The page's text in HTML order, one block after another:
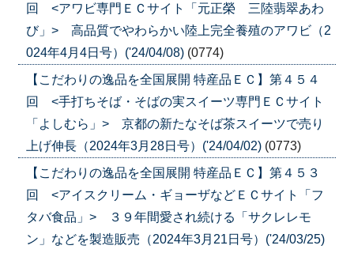
回 <アワビ専門ＥＣサイト「元正榮 三陸翡翠あわ
び」> 高品質でやわらかい陸上完全養殖のアワビ（2
024年4月4日号）('24/04/08) (0774)
【こだわりの逸品を全国展開 特産品ＥＣ】第４５４
回 <手打ちそば・そばの実スイーツ専門ＥＣサイト
「よしむら」> 京都の新たなそば茶スイーツで売り
上げ伸長（2024年3月28日号）('24/04/02) (0773)
【こだわりの逸品を全国展開 特産品ＥＣ】第４５３
回 <アイスクリーム・ギョーザなどＥＣサイト「フ
タバ食品」> ３９年間愛され続ける「サクレレモ
ン」などを製造販売（2024年3月21日号）('24/03/25)